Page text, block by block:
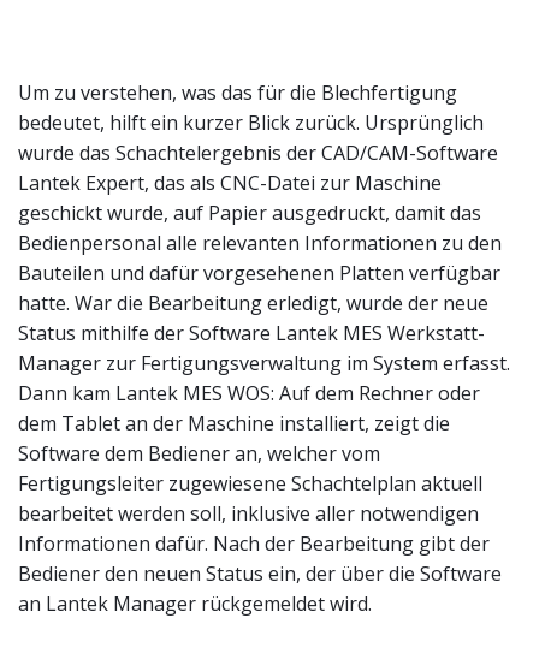
Um zu verstehen, was das für die Blechfertigung
bedeutet, hilft ein kurzer Blick zurück. Ursprünglich
wurde das Schachtelergebnis der CAD/CAM-Software
Lantek Expert, das als CNC-Datei zur Maschine
geschickt wurde, auf Papier ausgedruckt, damit das
Bedienpersonal alle relevanten Informationen zu den
Bauteilen und dafür vorgesehenen Platten verfügbar
hatte. War die Bearbeitung erledigt, wurde der neue
Status mithilfe der Software Lantek MES Werkstatt-
Manager zur Fertigungsverwaltung im System erfasst.
Dann kam Lantek MES WOS: Auf dem Rechner oder
dem Tablet an der Maschine installiert, zeigt die
Software dem Bediener an, welcher vom
Fertigungsleiter zugewiesene Schachtelplan aktuell
bearbeitet werden soll, inklusive aller notwendigen
Informationen dafür. Nach der Bearbeitung gibt der
Bediener den neuen Status ein, der über die Software
an Lantek Manager rückgemeldet wird.